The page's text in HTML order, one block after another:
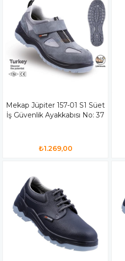
Mekap Jüpiter 157-01 S1 Süet
İş Güvenlik Ayakkabısı No: 37
₺1.269,00